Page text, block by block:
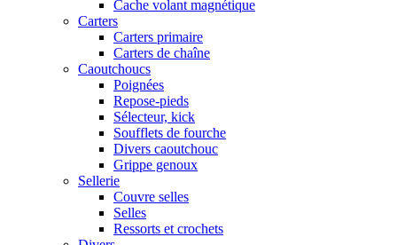
Cache volant magnétique
Carters
Carters primaire
Carters de chaîne
Caoutchoucs
Poignées
Repose-pieds
Sélecteur, kick
Soufflets de fourche
Divers caoutchouc
Grippe genoux
Sellerie
Couvre selles
Selles
Ressorts et crochets